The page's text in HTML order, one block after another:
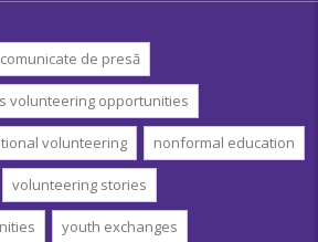
comunicate de presă
volunteering opportunities
volunteering nonformal education
volunteering stories
youth exchanges